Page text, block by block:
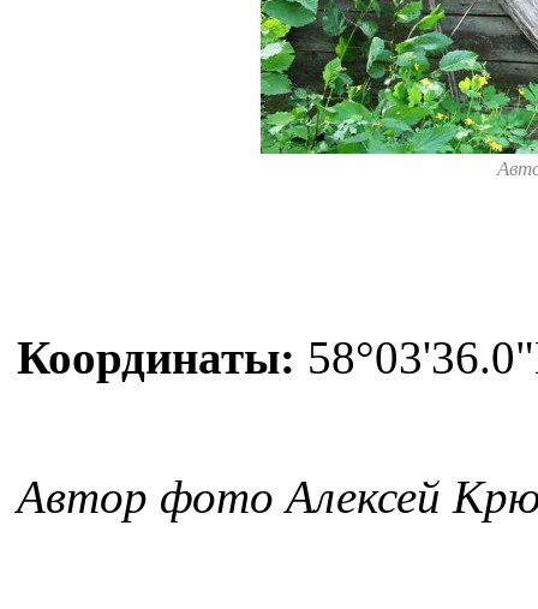
Координаты:
Автор фото Алексей